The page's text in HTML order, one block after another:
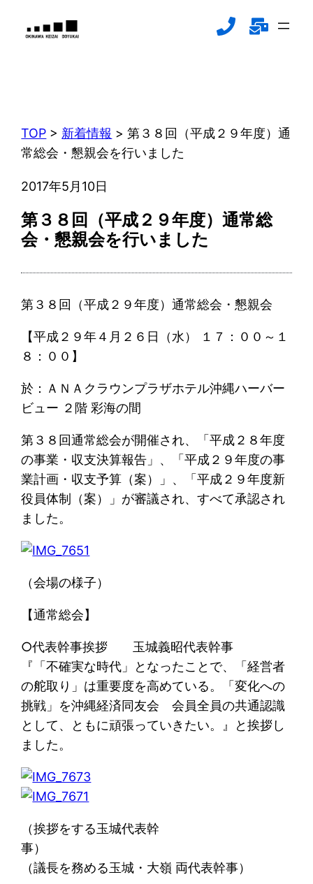
TOP > 新着情報 >第３８回（平成２９年度）通
常総会・懇親会を行いました
2017年5月10日
第３８回（平成２９年度）通常総
会・懇親会を行いました
第３８回（平成２９年度）通常総会・懇親会
【平成２９年４月２６日（水） １７：００～１
８：００】
於：ＡＮＡクラウンプラザホテル沖縄ハーバー
ビュー ２階 彩海の間
第３８回通常総会が開催され、「平成２８年度
の事業・収支決算報告」、「平成２９年度の事
業計画・収支予算（案）」、「平成２９年度新
役員体制（案）」が審議され、すべて承認され
ました。
（会場の様子）
【通常総会】
○代表幹事挨拶 玉城義昭代表幹事
『「不確実な時代」となったことで、「経営者
の舵取り」は重要度を高めている。「変化への
挑戦」を沖縄経済同友会 会員全員の共通認識
として、ともに頑張っていきたい。』と挨拶し
ました。
（挨拶をする玉城代表幹
事
（議長を務める玉城・大嶺 両代表幹事）